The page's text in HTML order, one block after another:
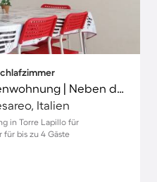
Familienorientierte Ferienwohnung | Neben dem Strand
Italien
in Torre Lapillo für
für bis zu 4 Gäste